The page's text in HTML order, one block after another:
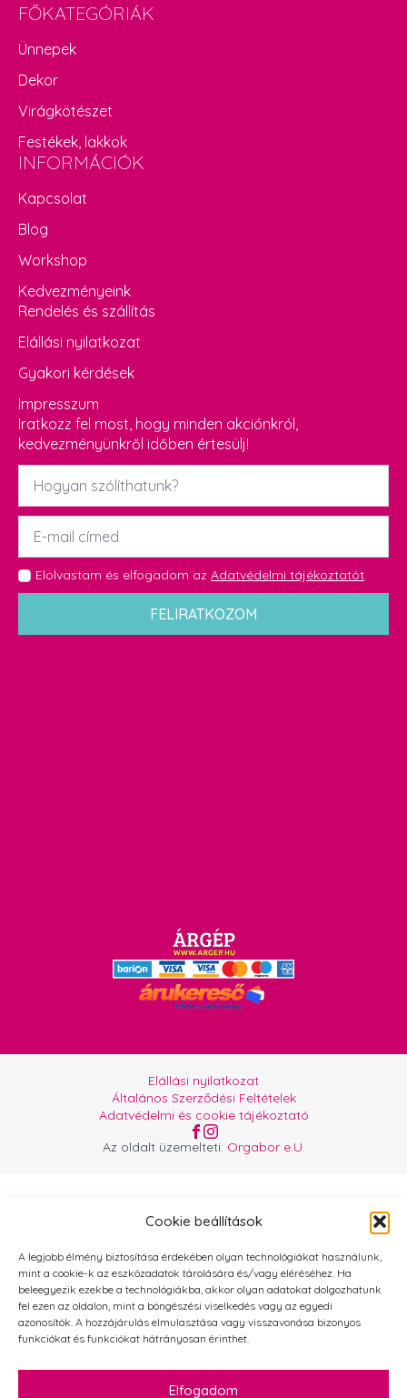
Cookie beállítások
A legjobb élmény biztosítása érdekében olyan technológiákat használunk,
mint a cookie-k az eszközadatok tárolására és/vagy eléréséhez. Ha
beleegyezik ezekbe a technológiákba, akkor olyan adatokat dolgozhatunk
fel ezen az oldalon, mint a böngészési viselkedés vagy az egyedi
azonosítók. A hozzájárulás elmulasztása vagy visszavonása bizonyos
funkciókat és funkciókat hátrányosan érinthet.
Elfogadom
FŐKATEGÓRIÁK
Ünnepek
Dekor
Virágkötészet
Festékek, lakkok
INFORMÁCIÓK
Kapcsolat
Blog
Workshop
Kedvezményeink
Rendelés és szállítás
Elállási nyilatkozat
Gyakori kérdések
Impresszum
Iratkozz fel most, hogy minden akciónkról,
kedvezményünkről időben értesülj!
Név
Email
GDPR
*
Elolvastam és elfogadom az Adatvédelmi tájékoztatót.
FELIRATKOZOM
Az oldalt üzemelteti: Orgabor e.U.
Elállási nyilatkozat
Általános Szerződési Feltételek
Adatvédelmi és cookie tájékoztató